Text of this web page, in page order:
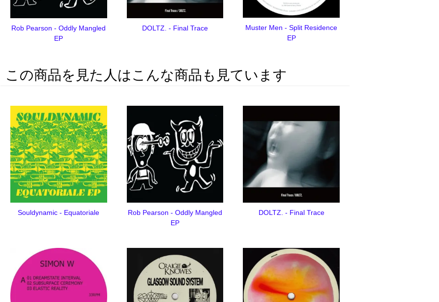
Rob Pearson - Oddly Mangled
EP
DOLTZ. - Final Trace
Muster Men - Split Residence
EP
この商品を見た人はこんな商品も見ています
Souldynamic - Equatoriale
Rob Pearson - Oddly Mangled
EP
DOLTZ. - Final Trace